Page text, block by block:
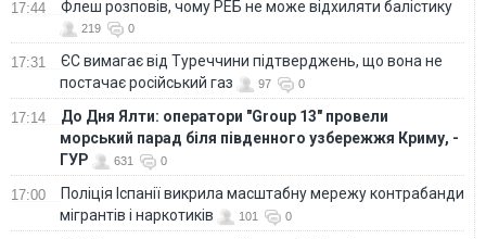
17:44 Флеш розповів, чому РЕБ не може відхиляти балістику
219 0
17:31
ЄС вимагає від Туреччини підтверджень, що вона не
постачає російський газ
97 0
17:14
До Дня Ялти: оператори "Group 13" провели
морський парад біля південного узбережжя Криму, -
ГУР
631 0
17:00
Поліція Іспанії викрила масштабну мережу контрабанди
мігрантів і наркотиків
101 0